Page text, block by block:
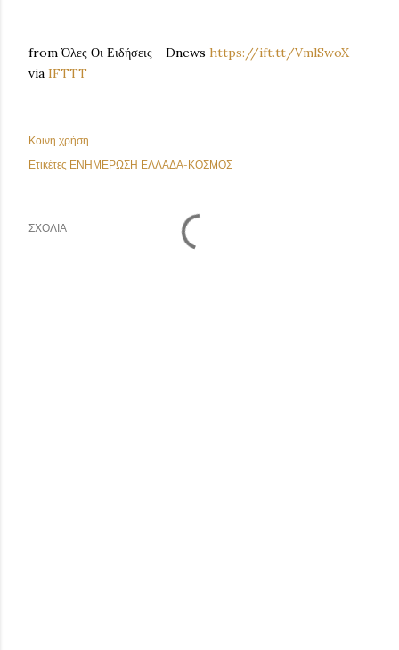
from Όλες Οι Ειδήσεις - Dnews https://ift.tt/VmlSwoX
via IFTTT
Κοινή χρήση
Ετικέτες ΕΝΗΜΕΡΩΣΗ ΕΛΛΑΔΑ-ΚΟΣΜΟΣ
ΣΧΌΛΙΑ